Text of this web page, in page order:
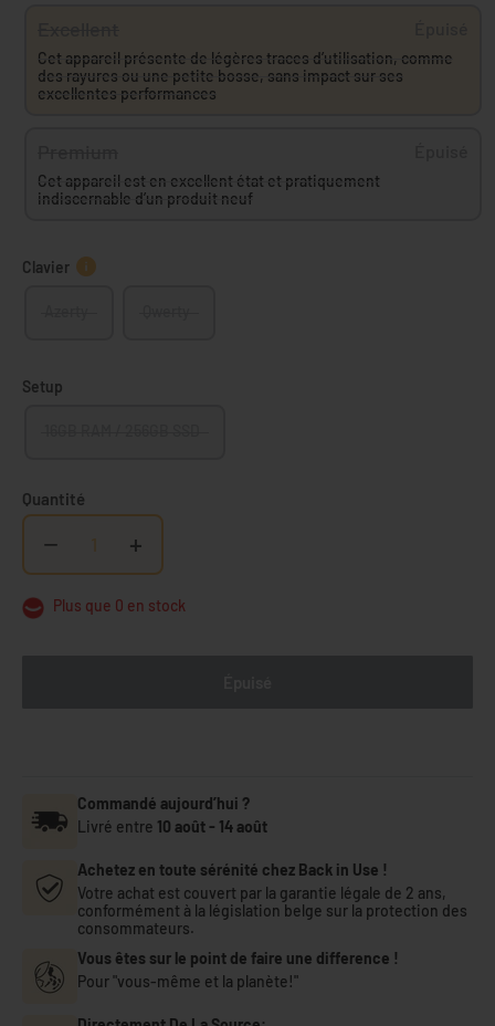
Cet appareil présente de légères traces d’utilisation, comme
des rayures ou une petite bosse, sans impact sur ses
excellentes performances
Cet appareil est en excellent état et pratiquement
indiscernable d’un produit neuf
Clavier
Setup
Quantité
− +
Plus que 0 en stock
Commandé aujourd’hui ?
Livré entre 10 août- 14 août
Achetez en toute sérénité chez Back in Use !
Votre achat est couvert par la garantie légale de 2 ans,
conformément à la législation belge sur la protection des
consommateurs.
Vous êtes sur le point de faire une difference !
Pour "vous-même et la planète!"